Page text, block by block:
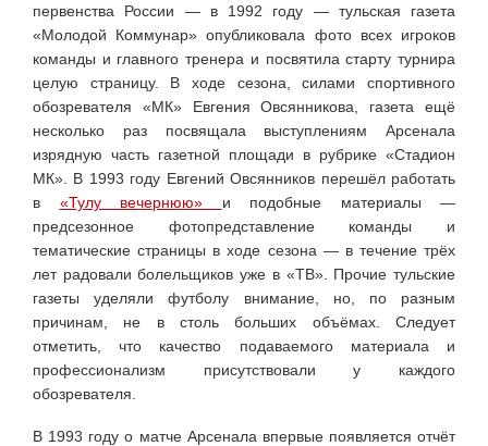
первенства России — в 1992 году — тульская газета
«Молодой Коммунар» опубликовала фото всех игроков
команды и главного тренера и посвятила старту турнира
целую страницу. В ходе сезона, силами спортивного
обозревателя «МК» Евгения Овсянникова, газета ещё
несколько раз посвящала выступлениям Арсенала
изрядную часть газетной площади в рубрике «Стадион
МК». В 1993 году Евгений Овсянников перешёл работать
в «Тулу вечернюю» и подобные материалы —
предсезонное фотопредставление команды и
тематические страницы в ходе сезона — в течение трёх
лет радовали болельщиков уже в «ТВ». Прочие тульские
газеты уделяли футболу внимание, но, по разным
причинам, не в столь больших объёмах. Следует
отметить, что качество подаваемого материала и
профессионализм присутствовали у каждого
обозревателя.
В 1993 году о матче Арсенала впервые появляется отчёт